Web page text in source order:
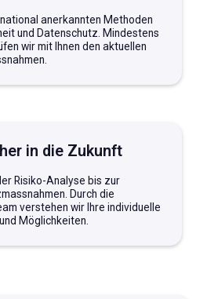
anerkannten Methoden
und Datenschutz. Mindestens
wir mit Ihnen den aktuellen
in die Zukunft
Risiko-Analyse bis zur
Durch die
verstehen wir Ihre individuelle
Möglichkeiten.